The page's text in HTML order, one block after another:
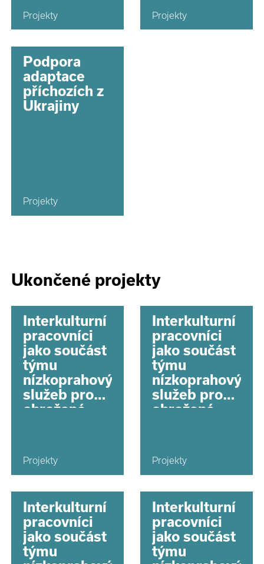
Projekty Projekty
Podpora
adaptace
příchozích z
Ukrajiny
Projekty
Ukončené projekty
Interkulturní
pracovníci
jako součást
týmu
nízkoprahových
služeb pro
ohrožené
města Prahy
Projekty
Interkulturní
pracovníci
jako součást
týmu
nízkoprahových
služeb pro
ohrožené
města Prahy
Projekty
Interkulturní
pracovníci
jako součást
týmu
Interkulturní
pracovníci
jako součást
týmu